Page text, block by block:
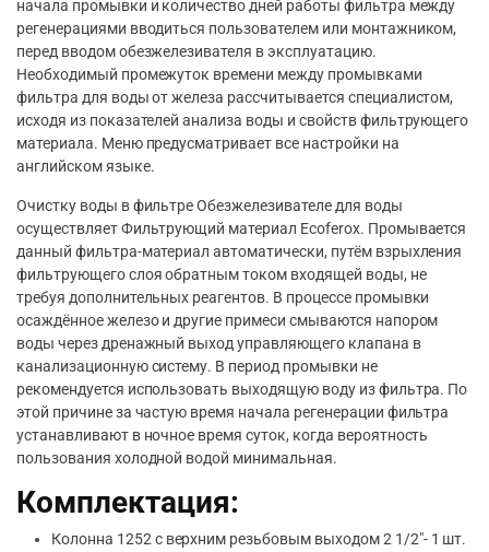
начала промывки и количество дней работы фильтра между
регенерациями вводиться пользователем или монтажником,
перед вводом обезжелезивателя в эксплуатацию.
Необходимый промежуток времени между промывками
фильтра для воды от железа рассчитывается специалистом,
исходя из показателей анализа воды и свойств фильтрующего
материала. Меню предусматривает все настройки на
английском языке.
Очистку воды в фильтре Обезжелезивателе для воды
осуществляет Фильтрующий материал Ecoferox. Промывается
данный фильтра-материал автоматически, путём взрыхления
фильтрующего слоя обратным током входящей воды, не
требуя дополнительных реагентов. В процессе промывки
осаждённое железо и другие примеси смываются напором
воды через дренажный выход управляющего клапана в
канализационную систему. В период промывки не
рекомендуется использовать выходящую воду из фильтра. По
этой причине за частую время начала регенерации фильтра
устанавливают в ночное время суток, когда вероятность
пользования холодной водой минимальная.
Комплектация:
Колонна 1252 с верхним резьбовым выходом 2 1/2″- 1 шт.